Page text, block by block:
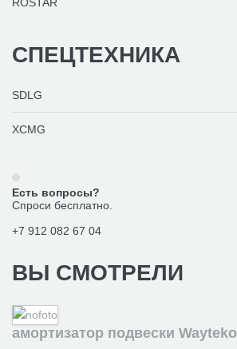
СПЕЦТЕХНИКА
SDLG
XCMG
Есть вопросы?
Спроси бесплатно.
+7 912 082 67 04
ВЫ СМОТРЕЛИ
амортизатор подвески Wayteko